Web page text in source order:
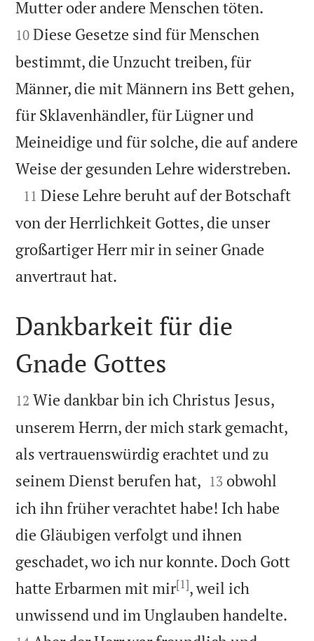
Mutter oder andere Menschen töten.
10 Diese Gesetze sind für Menschen
bestimmt, die Unzucht treiben, für
Männer, die mit Männern ins Bett gehen,
für Sklavenhändler, für Lügner und
Meineidige und für solche, die auf andere
Weise der gesunden Lehre widerstreben.

11 Diese Lehre beruht auf der Botschaft
von der Herrlichkeit Gottes, die unser
großartiger Herr mir in seiner Gnade
anvertraut hat.

Dankbarkeit für die
Gnade Gottes

12 Wie dankbar bin ich Christus Jesus,
unserem Herrn, der mich stark gemacht,
als vertrauenswürdig erachtet und zu
seinem Dienst berufen hat, 

13 obwohl
ich ihn früher verachtet habe! Ich habe
die Gläubigen verfolgt und ihnen
geschadet, wo ich nur konnte. Doch Gott
hatte Erbarmen mit mir[1], weil ich
unwissend und im Unglauben handelte.